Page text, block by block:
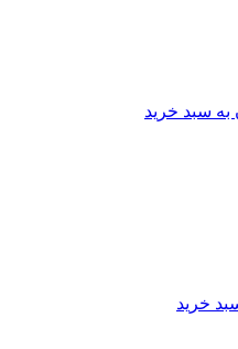
به سبد خرید
خرید